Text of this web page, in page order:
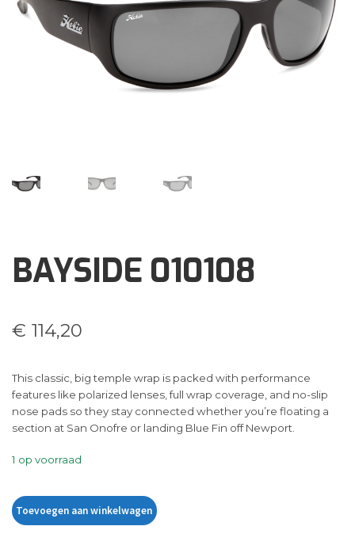
Brochures
BAYSIDE 010108
€ 114,20
This classic, big temple wrap is packed with performance
features like polarized lenses, full wrap coverage, and no-slip
nose pads so they stay connected whether you’re floating a
section at San Onofre or landing Blue Fin off Newport.
1 op voorraad
BAYSIDE
010108
Toevoegen aan winkelwagen